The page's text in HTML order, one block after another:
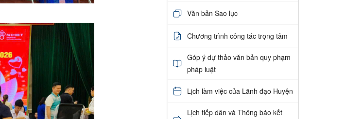
Văn bản Sao lục
Chương trình công tác trọng tâm
Góp ý dự thảo văn bản quy phạm
pháp luật
Lịch làm việc của Lãnh đạo Huyện
Lịch tiếp dân và Thông báo kết